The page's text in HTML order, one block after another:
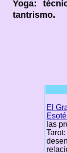
Yoga:
tantrismo.
El
las